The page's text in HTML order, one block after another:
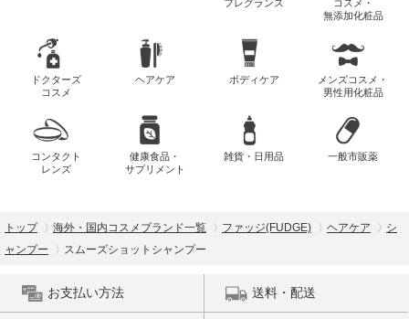
フレグランス
コスメ・
無添加化粧品
ドクターズ
コスメ
ヘアケア ボディケア
メンズコスメ・
男性用化粧品
コンタクト
レンズ
健康食品・
サプリメント
雑貨・日用品 一般市販薬
トップ 海外・国内コスメブランド一覧 ファッジ(FUDGE) ヘアケア
シ
ャンプー
スムーズショットシャンプー
お支払い方法 送料・配送